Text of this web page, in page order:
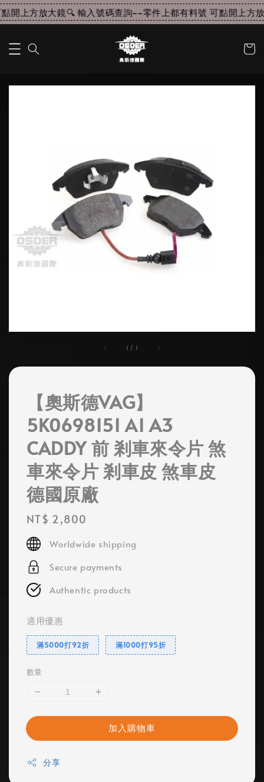
開上方放大鏡🔍 輸入號碼查詢~~零件上都有料號 可點開上方
1 / 1
【奧斯德VAG】
5K0698151 A1 A3
CADDY 前 剎車來令片 煞
車來令片 剎車皮 煞車皮
德國原廠
Regular
price
NT$ 2,800
Worldwide shipping
Secure payments
Authentic products
適用優惠
滿5000打92折 滿1000打95折
數量
加入購物車
分享